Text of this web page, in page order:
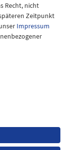
Recht, nicht
Zeitpunkt
Impressum